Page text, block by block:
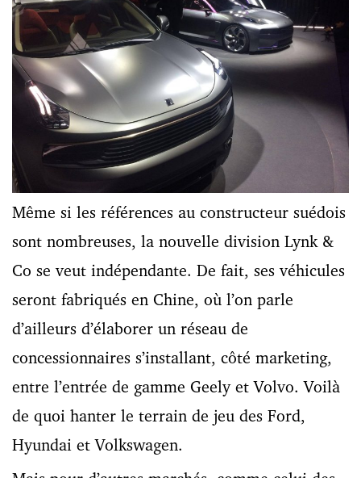
Même si les références au constructeur suédois
sont nombreuses, la nouvelle division Lynk &
Co se veut indépendante. De fait, ses véhicules
seront fabriqués en Chine, où l’on parle
d’ailleurs d’élaborer un réseau de
concessionnaires s’installant, côté marketing,
entre l’entrée de gamme Geely et Volvo. Voilà
de quoi hanter le terrain de jeu des Ford,
Hyundai et Volkswagen.